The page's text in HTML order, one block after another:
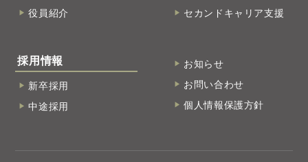
役員紹介
セカンドキャリア支援
採用情報
新卒採用
中途採用
お知らせ
お問い合わせ
個人情報保護方針